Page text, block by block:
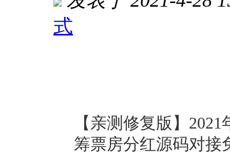
式
【亲测修复版】
筹票房分红源码对接